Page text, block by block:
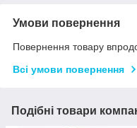
Умови повернення
Повернення товару
Всі умови повернення
Подібні товари